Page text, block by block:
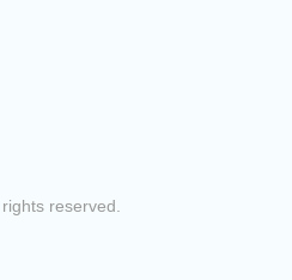
reserved.